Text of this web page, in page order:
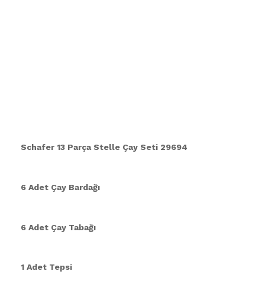
Schafer 13 Parça Stelle Çay Seti 29694
6 Adet Çay Bardağı
6 Adet Çay Tabağı
1 Adet Tepsi